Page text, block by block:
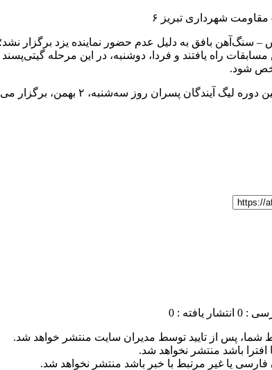
بافق به دلیل عدم حضور نماینده یزد برگزار نشد؛
مسابقات راه یافتند و فردا، دوشنبه، در این مرحله
شود.
آیندگان پسران روز سه‌شنبه، ۲ بهمن، برگزار می‌شود.
: 0 انتشار یافته : 0
پس از تایید توسط مدیران سایت منتشر خواهد شد.
باشد منتشر نخواهد شد.
فارسی یا غیر مرتبط با خبر باشد منتشر نخواهد شد.